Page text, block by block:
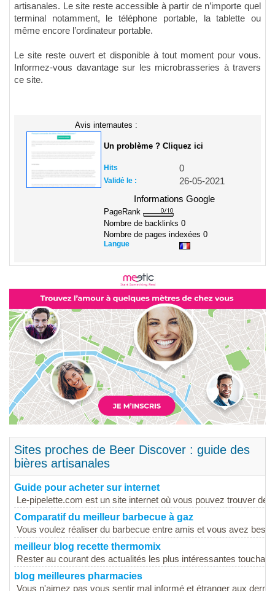
artisanales. Le site reste accessible à partir de n’importe quel
terminal notamment, le téléphone portable, la tablette ou
même encore l’ordinateur portable.
Le site reste ouvert et disponible à tout moment pour vous.
Informez-vous davantage sur les microbrasseries à travers
ce site.
Avis internautes :
Un problème ? Cliquez ici
Hits 0
Validé le :
26-05-2021
Informations Google
PageRank
Nombre de backlinks 0
Nombre de pages indexées 0
Langue
Sites proches de Beer Discover : guide des
bières artisanales
Guide pour acheter sur internet
Le-pipelette.com est un site internet où vous pouvez trouver
Comparatif du meilleur barbecue à gaz
Vous voulez réaliser du barbecue entre amis et vous avez
meilleur blog recette thermomix
Rester au courant des actualités les plus intéressantes
blog meilleures pharmacies
Vous n'aimez pas vous sentir mal informé et étranger aux